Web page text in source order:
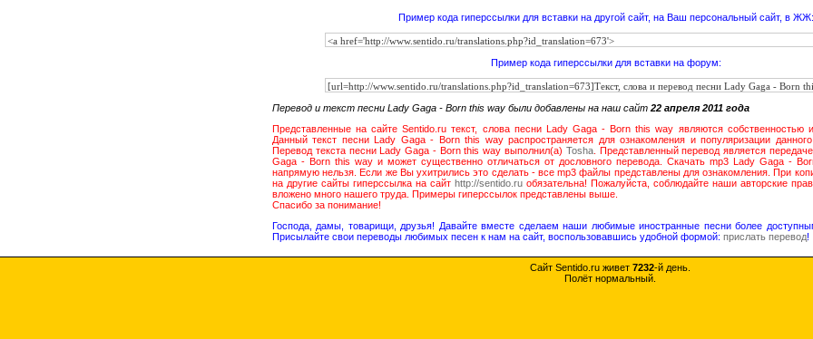
Пример кода гиперссылки для вставки на другой сайт, на Ваш персональный сайт, в ЖЖ:
Пример кода гиперссылки для вставки на форум:
Перевод и текст песни Lady Gaga - Born this way были добавлены на наш сайт 22 апреля 2011 года
Представленные на сайте Sentido.ru текст, слова песни Lady Gaga - Born this way являются собственностью
Данный текст песни Lady Gaga - Born this way распространяется для ознакомления и популяризации
Перевод текста песни Lady Gaga - Born this way выполнил(а) Tosha. Представленный перевод является
Gaga - Born this way и может существенно отличаться от дословного перевода. Скачать mp3 Lady Gaga -
напрямую нельзя. Если же Вы ухитрились это сделать - все mp3 файлы представлены для ознакомления. При
на другие сайты гиперссылка на сайт http://sentido.ru обязательна! Пожалуйста, соблюдайте наши авторские
вложено много нашего труда. Примеры гиперссылок представлены выше.
Спасибо за понимание!
Господа, дамы, товарищи, друзья! Давайте вместе сделаем наши любимые иностранные песни более
Присылайте свои переводы любимых песен к нам на сайт, воспользовавшись удобной формой: прислать перевод!
Сайт Sentido.ru живет 7232-й день.
Полёт нормальный.